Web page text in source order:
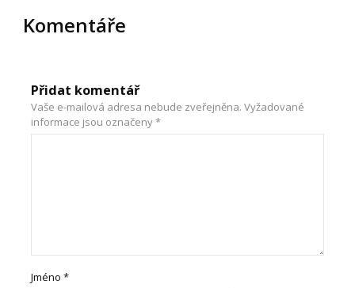
Komentáře
Přidat komentář
Vaše e-mailová adresa nebude zveřejněna. Vyžadované
informace jsou označeny*
Jméno*